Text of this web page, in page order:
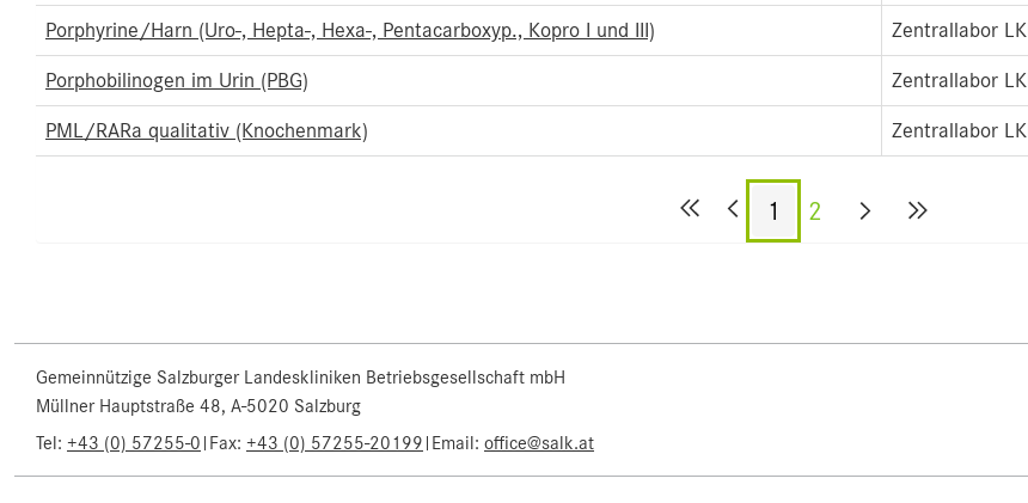
Porphyrine/Harn (Uro-, Hepta-, Hexa-, Pentacarboxyp., Kopro I und III) Zentrallabor
Porphobilinogen im Urin (PBG) Zentrallabor
PML/RARa qualitativ (Knochenmark) Zentrallabor
1 2
Gemeinnützige Salzburger Landeskliniken Betriebsgesellschaft mbH
Müllner Hauptstraße 48, A-5020 Salzburg
Tel: +43 (0) 57255-0 | Fax: +43 (0) 57255-20199 | Email: office@salk.at